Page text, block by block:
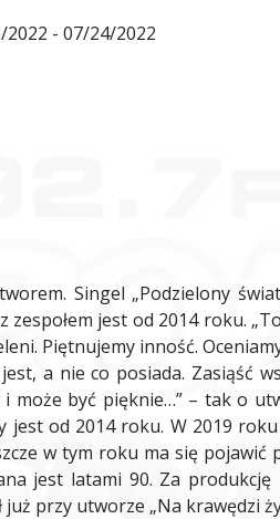
2022 - 07/24/2022
Singel „Podzielony
jest od 2014 roku.
Piętnujemy inność.
a nie co posiada. Zasiąść
może być pięknie…” – tak o
jest od 2014 roku. W 2019
w tym roku ma się pojawić
jest latami 90. Za
przy utworze „Na krawędzi